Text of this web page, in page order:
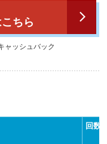
ちら
ャッシュバック
回数